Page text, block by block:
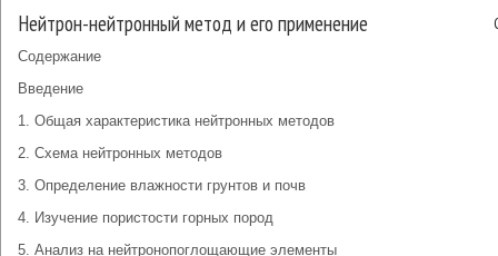
Нейтрон-нейтронный метод и его применение
Содержание
Введение
1. Общая характеристика нейтронных методов
2. Схема нейтронных методов
3. Определение влажности грунтов и почв
4. Изучение пористости горных пород
5. Анализ на нейтронопоглощающие элементы